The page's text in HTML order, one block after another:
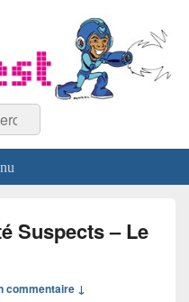
:
Suspects – Le
commentaire ↓